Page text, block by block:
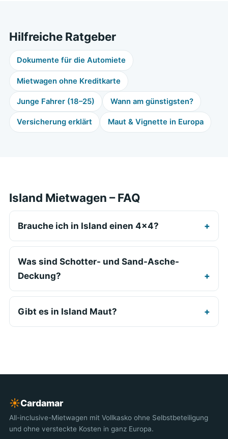
Hilfreiche Ratgeber
Dokumente für die Automiete
Mietwagen ohne Kreditkarte
Junge Fahrer (18–25) Wann am günstigsten?
Versicherung erklärt Maut & Vignette in Europa
Island Mietwagen – FAQ
Brauche ich in Island einen 4x4?
Was sind Schotter- und Sand-Asche-
Deckung?
Gibt es in Island Maut?
☀︎Cardamar
All-inclusive-Mietwagen mit Vollkasko ohne Selbstbeteiligung
und ohne versteckte Kosten in ganz Europa.